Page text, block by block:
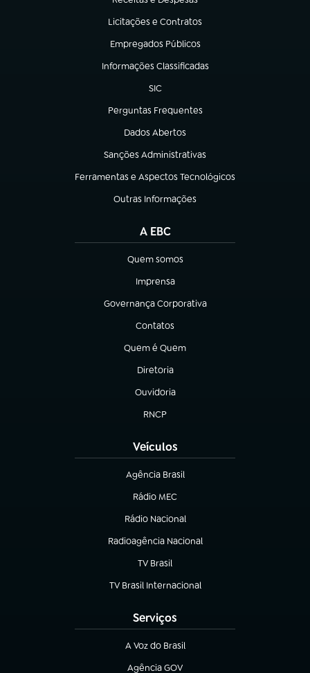
(abre em nova aba)
Licitações e Contratos
(abre em nova aba)
Empregados Públicos
(abre em nova aba)
Informações Classificadas
(abre em nova aba)
SIC
(abre em nova aba)
Perguntas Frequentes
(abre em nova aba)
Dados Abertos
(abre em nova aba)
Sanções Administrativas
(abre em nova aba)
Ferramentas e Aspectos Tecnológicos
(abre em nova aba)
Outras Informações
(abre em nova aba)
A EBC
Quem somos
(abre em nova aba)
Imprensa
(abre em nova aba)
Governança Corporativa
(abre em nova aba)
Contatos
(abre em nova aba)
Quem é Quem
(abre em nova aba)
Diretoria
(abre em nova aba)
Ouvidoria
(abre em nova aba)
RNCP
(abre em nova aba)
Veículos
Agência Brasil
(abre em nova aba)
Rádio MEC
Rádio Nacional
(abre em nova aba)
Radioagência Nacional
(abre em nova aba)
TV Brasil
(abre em nova aba)
TV Brasil Internacional
(abre em nova aba)
Serviços
A Voz do Brasil
(abre em nova aba)
Agência GOV